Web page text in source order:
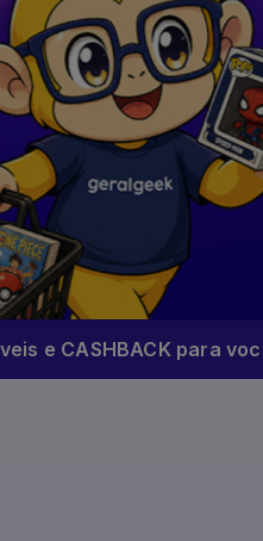
e CASHBACK para